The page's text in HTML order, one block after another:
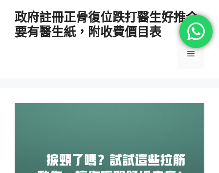
政府註冊正骨復位跌打醫生好推介
要有醫生紙，附收費價目表
選